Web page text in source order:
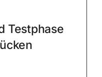
Testphase